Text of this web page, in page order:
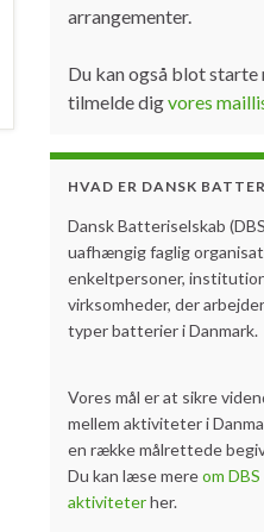
arrangementer.
Du kan også blot starte
tilmelde digvores
HVAD ER DANSK
Dansk Batteriselskab
uafhængig faglig
enkeltpersoner,
virksomheder, der
typer batterier i Danmark.
Vores mål er at sikre
mellem aktiviteter i
en række målrettede
Du kan læse mereom DBS
aktiviteterher.